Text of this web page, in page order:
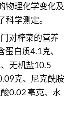
物理化学变化及
学测定。
对榨菜的营养
白质4.1克、
无机盐10.5
克、尼克酰胺
0.02 毫克、水